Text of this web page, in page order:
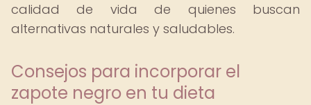
calidad de vida de quienes buscan
alternativas naturales y saludables.
Consejos para incorporar el
zapote negro en tu dieta